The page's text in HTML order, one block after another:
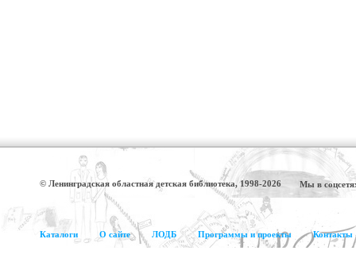
© Ленинградская областная детская библиотека, 1998-2026 Мы в
Каталоги О сайте ЛОДБ Программы и проекты Контакты